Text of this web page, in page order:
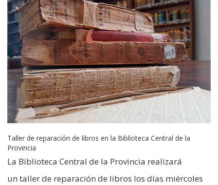
Taller de reparación de libros en la Biblioteca Central de la
Provincia
La Biblioteca Central de la Provincia realizará
un taller de reparación de libros los días miércoles